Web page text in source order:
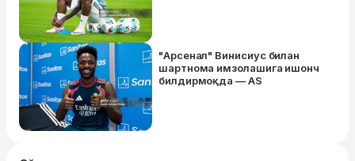
"Арсенал" Винисиус билан
шартнома имзолашига ишонч
билдирмоқда — AS